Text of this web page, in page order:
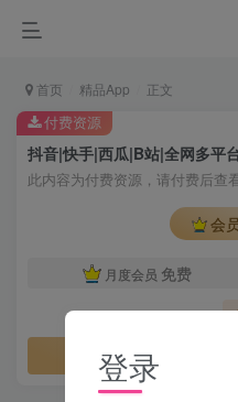
首页 精品App 正文
抖音|快手|西瓜|B站|全网多平
此内容为付费资源，请付费后查
会
月度会员 免费
付费资源
登录